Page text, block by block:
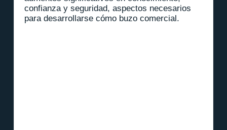
confianza y seguridad, aspectos necesarios
para desarrollarse cómo buzo comercial.